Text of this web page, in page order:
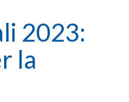
2023:
la